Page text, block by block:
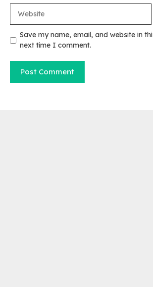
Save my name, email, and website in
next time I comment.